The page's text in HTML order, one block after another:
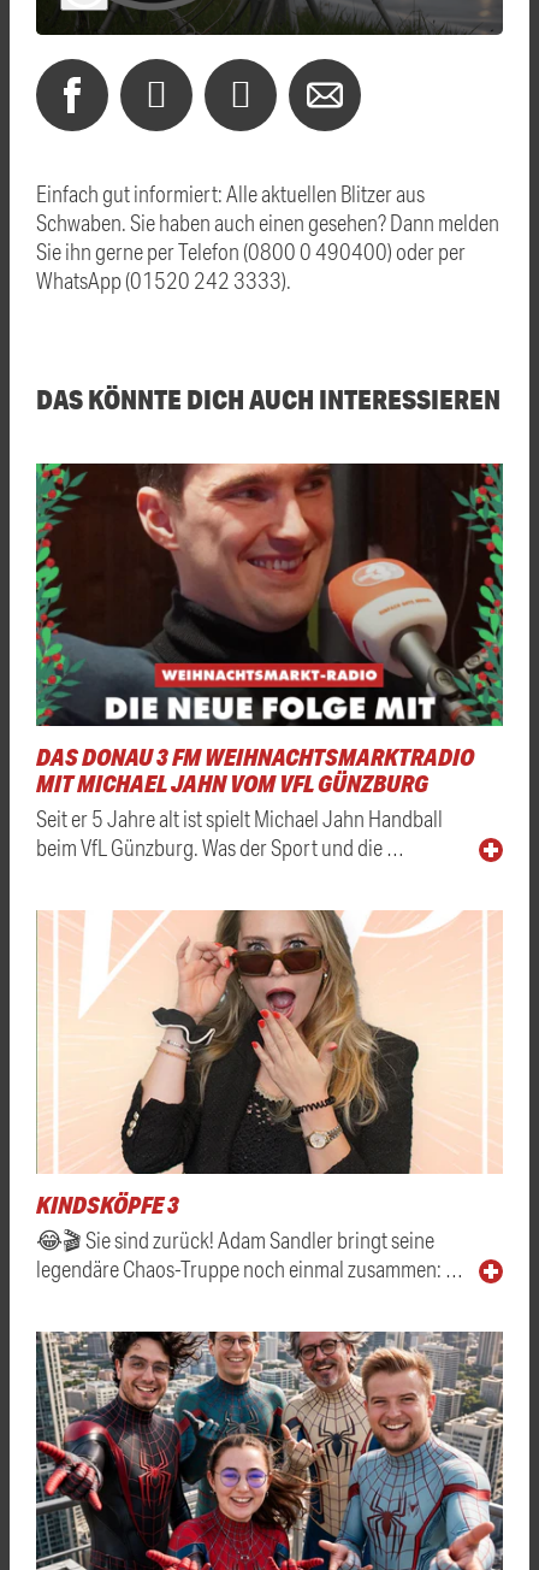
Einfach gut informiert: Alle aktuellen Blitzer aus
Schwaben. Sie haben auch einen gesehen? Dann melden
Sie ihn gerne per Telefon (0800 0 490400) oder per
WhatsApp (01520 242 3333).
DAS KÖNNTE DICH AUCH INTERESSIEREN
DAS DONAU 3 FM WEIHNACHTSMARKTRADIO
MIT MICHAEL JAHN VOM VFL GÜNZBURG
Seit er 5 Jahre alt ist spielt Michael Jahn Handball
beim VfL Günzburg. Was der Sport und die …
KINDSKÖPFE 3
😂🎬 Sie sind zurück! Adam Sandler bringt seine
legendäre Chaos-Truppe noch einmal zusammen: …